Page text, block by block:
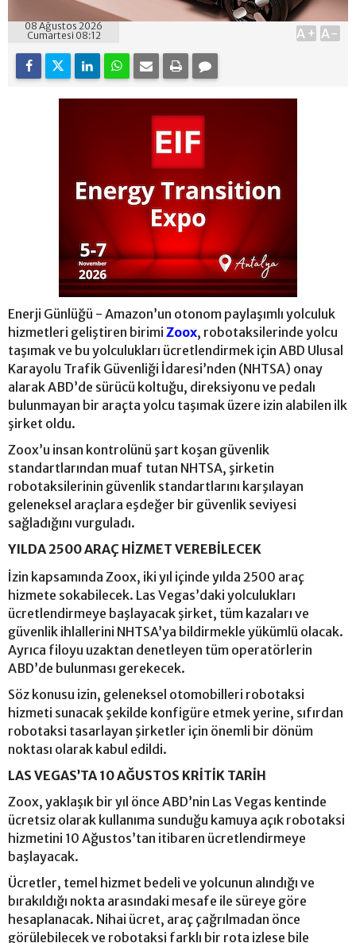
08 Ağustos 2026
Cumartesi 08:12
A+ A-
Enerji Günlüğü - Amazon’un otonom paylaşımlı yolculuk
hizmetleri geliştiren birimi Zoox, robotaksilerinde yolcu
taşımak ve bu yolculukları ücretlendirmek için ABD Ulusal
Karayolu Trafik Güvenliği İdaresi’nden (NHTSA) onay
alarak ABD’de sürücü koltuğu, direksiyonu ve pedalı
bulunmayan bir araçta yolcu taşımak üzere izin alabilen ilk
şirket oldu.
Zoox’u insan kontrolünü şart koşan güvenlik
standartlarından muaf tutan NHTSA, şirketin
robotaksilerinin güvenlik standartlarını karşılayan
geleneksel araçlara eşdeğer bir güvenlik seviyesi
sağladığını vurguladı.
YILDA 2500 ARAÇ HİZMET VEREBİLECEK
İzin kapsamında Zoox, iki yıl içinde yılda 2500 araç
hizmete sokabilecek. Las Vegas’daki yolculukları
ücretlendirmeye başlayacak şirket, tüm kazaları ve
güvenlik ihlallerini NHTSA’ya bildirmekle yükümlü olacak.
Ayrıca filoyu uzaktan denetleyen tüm operatörlerin
ABD’de bulunması gerekecek.
Söz konusu izin, geleneksel otomobilleri robotaksi
hizmeti sunacak şekilde konfigüre etmek yerine, sıfırdan
robotaksi tasarlayan şirketler için önemli bir dönüm
noktası olarak kabul edildi.
LAS VEGAS’TA 10 AĞUSTOS KRİTİK TARİH
Zoox, yaklaşık bir yıl önce ABD’nin Las Vegas kentinde
ücretsiz olarak kullanıma sunduğu kamuya açık robotaksi
hizmetini 10 Ağustos’tan itibaren ücretlendirmeye
başlayacak.
Ücretler, temel hizmet bedeli ve yolcunun alındığı ve
bırakıldığı nokta arasındaki mesafe ile süreye göre
hesaplanacak. Nihai ücret, araç çağrılmadan önce
görülebilecek ve robotaksi farklı bir rota izlese bile